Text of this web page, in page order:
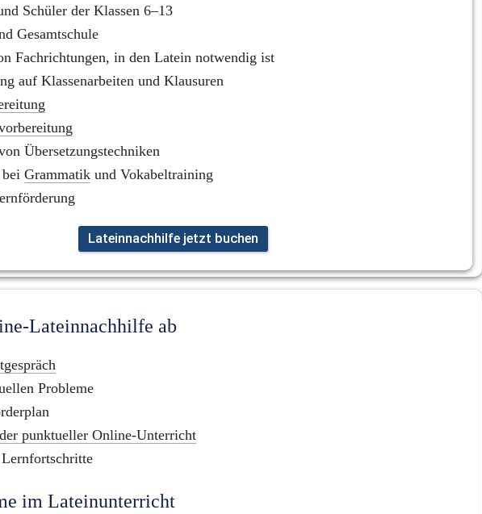
Schüler der Klassen 6–13
Gesamtschule
Fachrichtungen, in den Latein notwendig ist
auf Klassenarbeiten und Klausuren
Übersetzungstechniken
Grammatik und Vokabeltraining
Lateinnachhilfe jetzt buchen
Lateinnachhilfe ab
Probleme
punktueller Online-Unterricht
im Lateinunterricht